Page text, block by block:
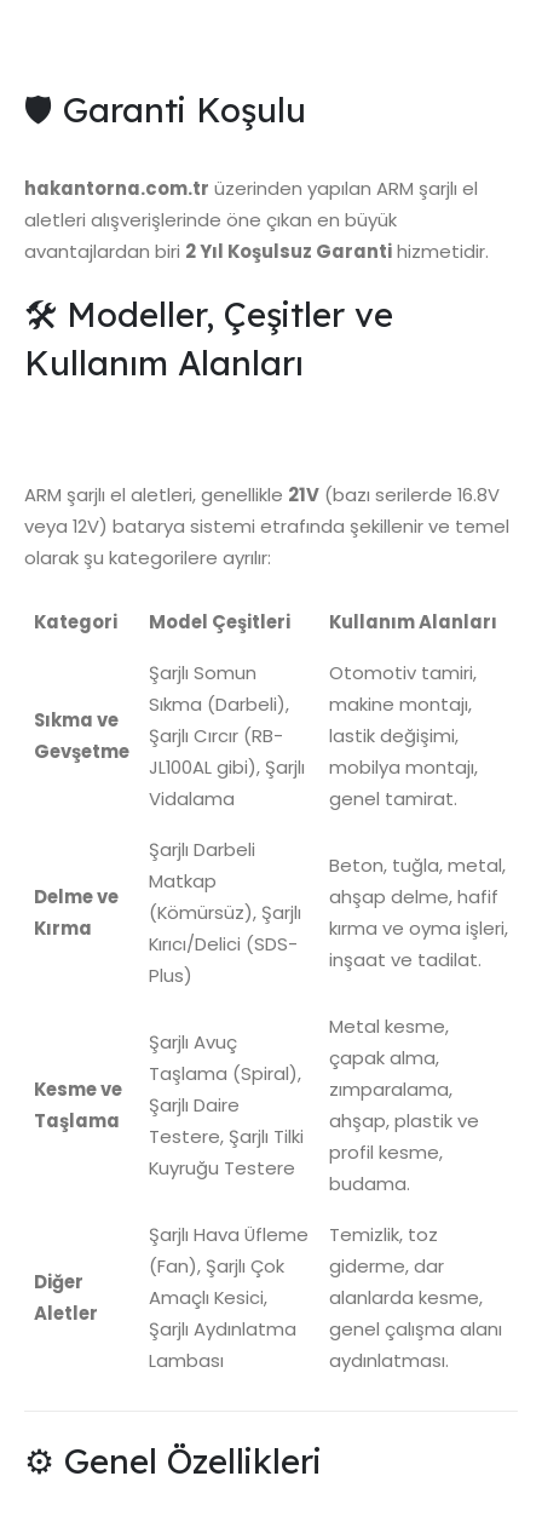
🛡️ Garanti Koşulu
hakantorna.com.tr üzerinden yapılan ARM şarjlı el
aletleri alışverişlerinde öne çıkan en büyük
avantajlardan biri 2 Yıl Koşulsuz Garantihizmetidir.
🛠️ Modeller, Çeşitler ve
Kullanım Alanları
ARM şarjlı el aletleri, genellikle 21V (bazı serilerde 16.8V
veya 12V) batarya sistemi etrafında şekillenir ve temel
olarak şu kategorilere ayrılır:
Kategori Model Çeşitleri Kullanım Alanları
Sıkma ve
Gevşetme
Şarjlı Somun
Sıkma (Darbeli),
Şarjlı Cırcır (RB-
JL100AL gibi), Şarjlı
Vidalama
Otomotiv tamiri,
makine montajı,
lastik değişimi,
mobilya montajı,
genel tamirat.
Delme ve
Kırma
Şarjlı Darbeli
Matkap
(Kömürsüz), Şarjlı
Kırıcı/Delici (SDS-
Plus)
Beton, tuğla, metal,
ahşap delme, hafif
kırma ve oyma işleri,
inşaat ve tadilat.
Kesme ve
Taşlama
Şarjlı Avuç
Taşlama (Spiral),
Şarjlı Daire
Testere, Şarjlı Tilki
Kuyruğu Testere
Metal kesme,
çapak alma,
zımparalama,
ahşap, plastik ve
profil kesme,
budama.
Diğer
Aletler
Şarjlı Hava Üfleme
(Fan), Şarjlı Çok
Amaçlı Kesici,
Şarjlı Aydınlatma
Lambası
Temizlik, toz
giderme, dar
alanlarda kesme,
genel çalışma alanı
aydınlatması.
⚙️ Genel Özellikleri